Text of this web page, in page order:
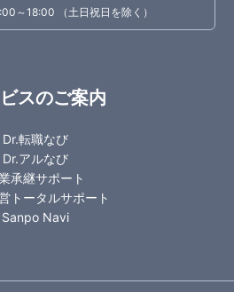
～18:00 （土日祝日を除く）
スのご案内
Dr.転職なび
Dr.アルなび
承継サポート
トータルサポート
Sanpo Navi